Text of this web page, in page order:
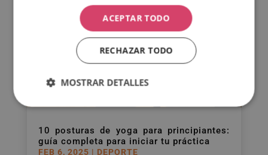
10 posturas de yoga para principiantes:
guía completa para iniciar tu práctica
FEB 6, 2025 | DEPORTE
ACEPTAR TODO
RECHAZAR TODO
MOSTRAR DETALLES